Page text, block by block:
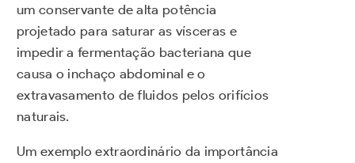
um conservante de alta potência
projetado para saturar as vísceras e
impedir a fermentação bacteriana que
causa o inchaço abdominal e o
extravasamento de fluidos pelos orifícios
naturais.
Um exemplo extraordinário da importância